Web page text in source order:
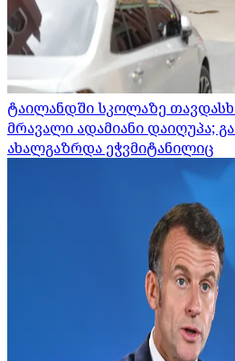
ტაილანდში სკოლაზე
მრავალი ადამიანი დაიღუპა;
ახალგაზრდა ეჭვმიტანილიც